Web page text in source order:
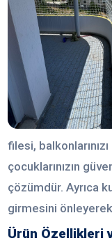
filesi,
çocuklarınızın
çözümdür. Ayrıca
girmesini
Ürün Özellikleri